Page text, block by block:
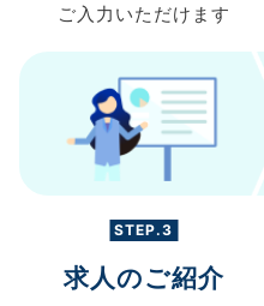
ご入力 いただけます
STEP.3
求人のご紹介